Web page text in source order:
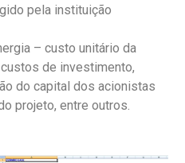
pela instituição
– custo unitário da
de investimento,
do capital dos acionistas
projeto, entre outros.